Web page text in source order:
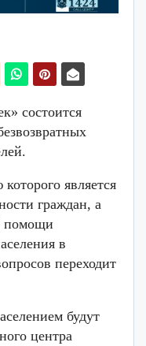
состоится
является
граждан, а
помощи
в
переходит
будут
центра